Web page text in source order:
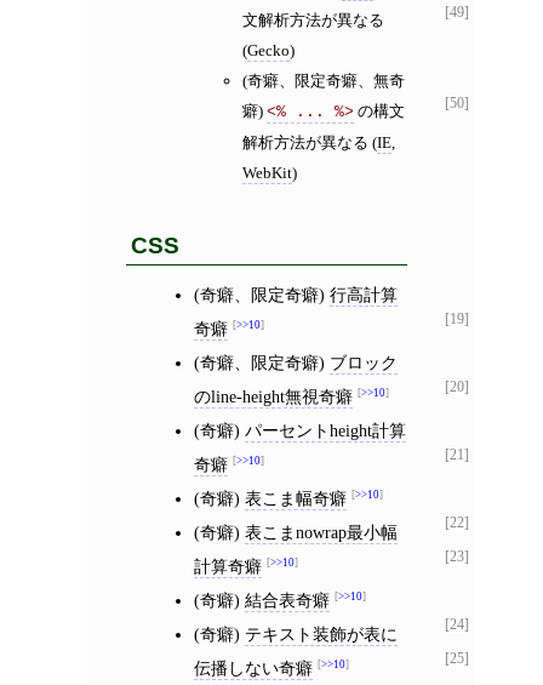
[49]
文解析方法が異なる
(Gecko)
[50]
(奇癖、限定奇癖、無奇
癖) <% ... %> の構文
解析方法が異なる (IE
WebKit)
CSS
[19]
(奇癖、限定奇癖) 行高計算
奇癖
>>10
[20]
(奇癖、限定奇癖) ブロック
のline-height無視奇癖
>>10
[21]
(奇癖) パーセントheight計算
奇癖
>>10
[22]
(奇癖) 表こま幅奇癖 >>10
[23]
(奇癖) 表こまnowrap最小幅
計算奇癖
>>10
[24]
(奇癖) 結合表奇癖 >>10
[25]
(奇癖) テキスト装飾が表に
伝播しない奇癖
>>10